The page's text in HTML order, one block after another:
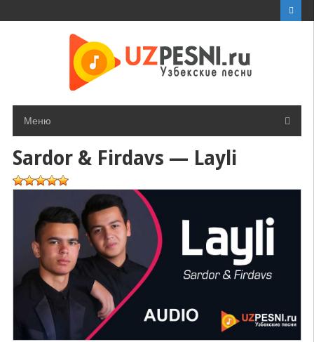
Меню
Sardor & Firdavs — Layli